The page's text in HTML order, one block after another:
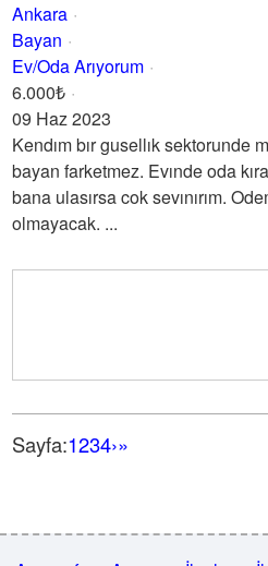
Ankara
Bayan
Ev/Oda Arıyorum
6.000₺
09 Haz 2023
Kendım bır gusellık sektorunde
bayan farketmez. Evınde oda
bana ulasırsa cok sevınırım.
olmayacak. ...
Sayfa:1234›»